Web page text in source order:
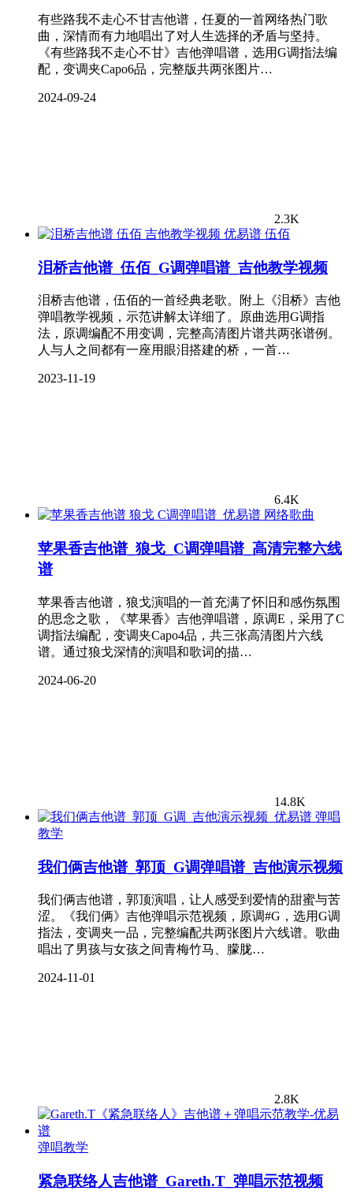
有些路我不走心不甘吉他谱，任夏的一首网络热门歌
曲，深情而有力地唱出了对人生选择的矛盾与坚持。
《有些路我不走心不甘》吉他弹唱谱，选用G调指法编
配，变调夹Capo6品，完整版共两张图片…
2024-09-24
2.3K
伍佰
泪桥吉他谱_伍佰_G调弹唱谱_吉他教学视频
泪桥吉他谱，伍佰的一首经典老歌。附上《泪桥》吉他
弹唱教学视频，示范讲解太详细了。原曲选用G调指
法，原调编配不用变调，完整高清图片谱共两张谱例。
人与人之间都有一座用眼泪搭建的桥，一首…
2023-11-19
6.4K
网络歌曲
苹果香吉他谱_狼戈_C调弹唱谱_高清完整六线
谱
苹果香吉他谱，狼戈演唱的一首充满了怀旧和感伤氛围
的思念之歌，《苹果香》吉他弹唱谱，原调E，采用了C
调指法编配，变调夹Capo4品，共三张高清图片六线
谱。通过狼戈深情的演唱和歌词的描…
2024-06-20
14.8K
弹唱
教学
我们俩吉他谱_郭顶_G调弹唱谱_吉他演示视频
我们俩吉他谱，郭顶演唱，让人感受到爱情的甜蜜与苦
涩。《我们俩》吉他弹唱示范视频，原调#G，选用G调
指法，变调夹一品，完整编配共两张图片六线谱。歌曲
唱出了男孩与女孩之间青梅竹马、朦胧…
2024-11-01
2.8K
弹唱教学
紧急联络人吉他谱_Gareth.T_弹唱示范视频